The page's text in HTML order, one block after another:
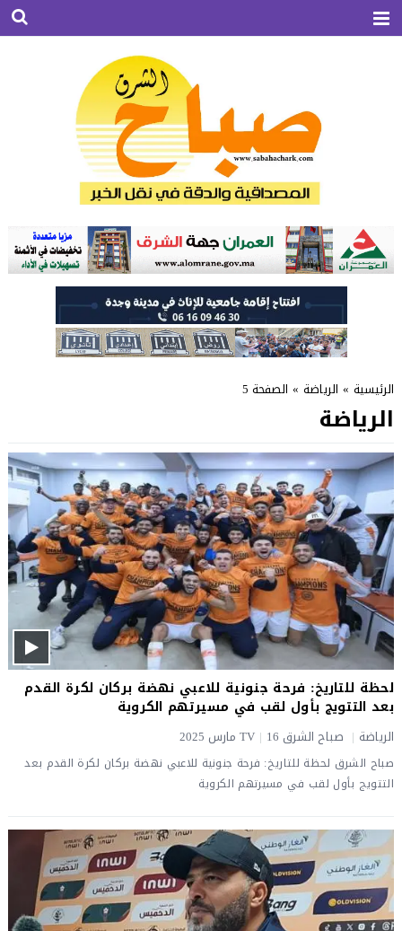
الرئيسية » الرياضة » الصفحة 5
الرياضة
لحظة للتاريخ: فرحة جنونية للاعبي نهضة بركان لكرة القدم
بعد التتويج بأول لقب في مسيرتهم الكروية
الرياضة صباح الشرق TV 16 مارس 2025
صباح الشرق لحظة للتاريخ: فرحة جنونية للاعبي نهضة بركان لكرة القدم بعد
التتويج بأول لقب في مسيرتهم الكروية